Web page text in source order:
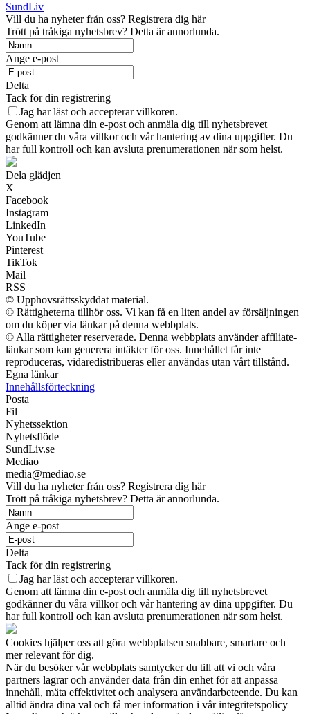
SundLiv
Vill du ha nyheter från oss? Registrera dig här
Trött på tråkiga nyhetsbrev? Detta är annorlunda.
Ange e-post
Delta
Tack för din registrering
Jag har läst och accepterar villkoren.
Genom att lämna din e-post och anmäla dig till nyhetsbrevet
godkänner du våra villkor och vår hantering av dina uppgifter. Du
har full kontroll och kan avsluta prenumerationen när som helst.
Dela glädjen
X
Facebook
Instagram
LinkedIn
YouTube
Pinterest
TikTok
Mail
RSS
© Upphovsrättsskyddat material.
© Rättigheterna tillhör oss. Vi kan få en liten andel av försäljningen
om du köper via länkar på denna webbplats.
© Alla rättigheter reserverade. Denna webbplats använder affiliate-
länkar som kan generera intäkter för oss. Innehållet får inte
reproduceras, vidaredistribueras eller användas utan vårt tillstånd.
Egna länkar
Innehållsförteckning
Posta
Fil
Nyhetssektion
Nyhetsflöde
SundLiv.se
Mediao
media@mediao.se
Vill du ha nyheter från oss? Registrera dig här
Trött på tråkiga nyhetsbrev? Detta är annorlunda.
Ange e-post
Delta
Tack för din registrering
Jag har läst och accepterar villkoren.
Genom att lämna din e-post och anmäla dig till nyhetsbrevet
godkänner du våra villkor och vår hantering av dina uppgifter. Du
har full kontroll och kan avsluta prenumerationen när som helst.
Cookies hjälper oss att göra webbplatsen snabbare, smartare och
mer relevant för dig.
När du besöker vår webbplats samtycker du till att vi och våra
partners lagrar och använder data från din enhet för att anpassa
innehåll, mäta effektivitet och analysera användarbeteende. Du kan
alltid ändra dina val och få mer information i vår integritetspolicy